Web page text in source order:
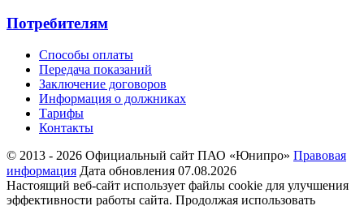
Потребителям
Способы оплаты
Передача показаний
Заключение договоров
Информация о должниках
Тарифы
Контакты
© 2013 - 2026 Официальный сайт ПАО «Юнипро» Правовая
информация Дата обновления 07.08.2026
Настоящий веб-сайт использует файлы cookie для улучшения
эффективности работы сайта. Продолжая использовать